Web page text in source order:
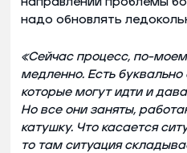
надо обновлять
«Сейчас процесс, по-
медленно. Есть
которые могут идти и
Но все они заняты,
катушку. Что касается
то там ситуация